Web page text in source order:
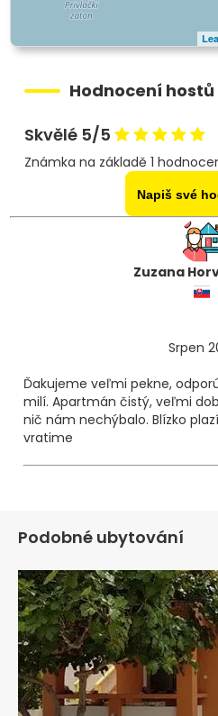
Hodnocení hostů
Skvělé 5/5
Známka na základě 1
Napiš své
Zuzana
Srpen
Ďakujeme veľmi pekne,
milí. Apartmán čistý, veľmi
nič nám nechýbalo. Blízko
vratime
Podobné ubytování